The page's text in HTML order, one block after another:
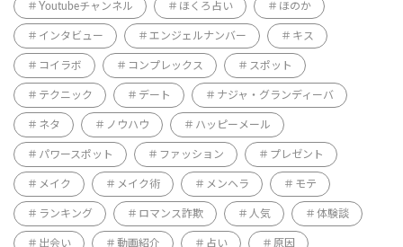
Youtubeチャンネル ほくろ占い ほのか
インタビュー エンジェルナンバー キス
コイラボ コンプレックス スポット
テクニック デート ナジャ・グランディーバ
ネタ ノウハウ ハッピーメール
パワースポット ファッション プレゼント
メイク メイク術 メンヘラ モテ
ランキング ロマンス詐欺 人気 体験談
出会い 動画紹介 占い 原因